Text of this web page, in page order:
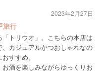
旅行
トリウオ」。こちらの本店は
カジュアルかつおしゃれなの
すすめ。
酒を楽しみながらゆっくりお
2023年2月27日